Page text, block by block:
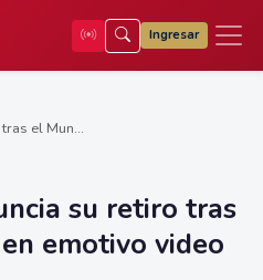
Ingresar
el Mun...
su retiro tras
emotivo video